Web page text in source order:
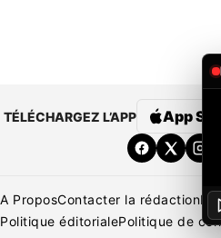
TÉLÉCHARGEZ L’APP App
A ProposContacter la rédaction
Politique éditorialePolitique de